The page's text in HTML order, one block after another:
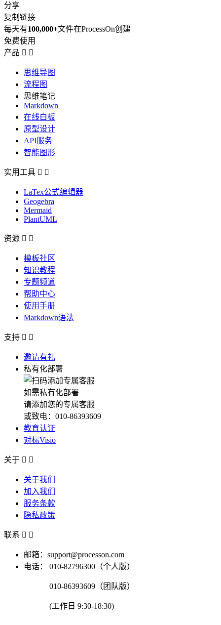
分享
复制链接
每天有100,000+文件在ProcessOn创建
免费使用
产品  
思维导图
流程图
思维笔记
Markdown
在线白板
原型设计
API服务
智能图形
实用工具  
LaTex公式编辑器
Geogebra
Mermaid
PlantUML
资源  
模板社区
知识教程
专题频道
帮助中心
使用手册
Markdown语法
支持  
邀请有礼
私有化部署
如需私有化部署
请添加您的专属客服
或致电：010-86393609
教育认证
对标Visio
关于  
关于我们
加入我们
服务条款
隐私政策
联系  
邮箱：support@processon.com
电话：
010-82796300（个人版）
010-86393609（团队版）
(工作日 9:30-18:30)